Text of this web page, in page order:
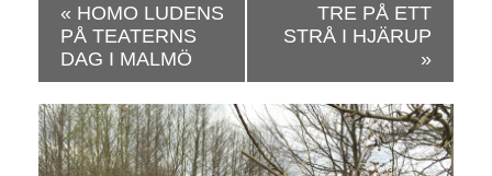
n
e
m
a
« HOMO LUDENS
PÅ TEATERNS
DAG I MALMÖ
TRE PÅ ETT
STRÅ I HJÄRUP
»